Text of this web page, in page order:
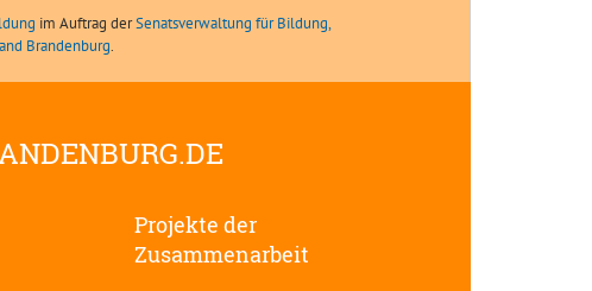
im Auftrag derSenatsverwaltung für Bildung,
Brandenburg.
Projekte der
Zusammenarbeit